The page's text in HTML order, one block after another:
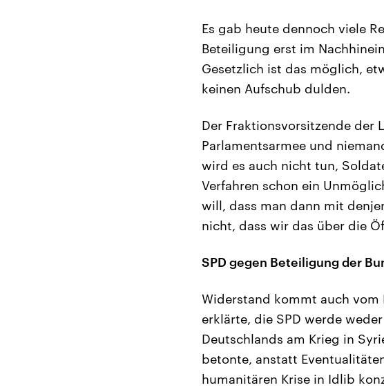
Es gab heute dennoch viele
Beteiligung erst im
Gesetzlich ist das möglich,
keinen Aufschub dulden.
Der Fraktionsvorsitzende der
Parlamentsarmee und
wird es auch nicht tun,
Verfahren schon ein
will, dass man dann mit
nicht, dass wir das über die
SPD gegen Beteiligung der
Widerstand kommt auch vom
erklärte, die SPD werde
Deutschlands am Krieg in
betonte, anstatt
humanitären Krise in Idlib